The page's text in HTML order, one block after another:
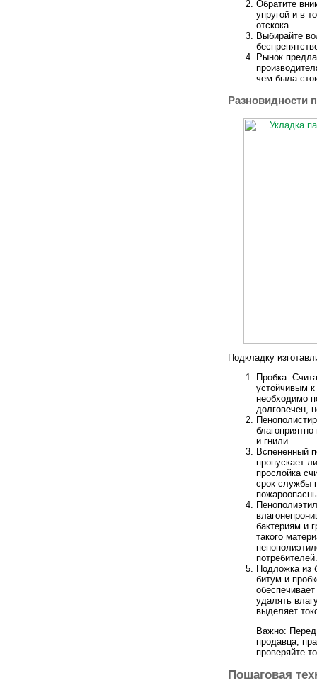
Обратите
упругой и в
отскока.
Выбирайте
Рынок
чем была
Разновидности
Подкладку
Пробка.
устойчивым
необходимо
долговечен,
и гнили.
Вспененный
пропускает
прослойка
срок службы
бактериям и
такого
Подложка из
битум и
удалять
выделяет
Важно: Перед
продавца,
проверяйте
Пошаговая